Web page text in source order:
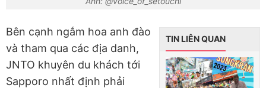
TIN LIÊN QUAN
Bên cạnh ngắm hoa anh đào
và tham qua các địa danh,
JNTO khuyên du khách tới
Sapporo nhất định phải